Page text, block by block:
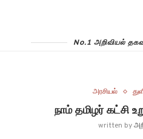
No.1 அறிவியல்
அரசியல்
நாம் தமிழர் கட்சி
written by